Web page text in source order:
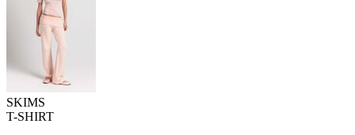
SKIMS
T-SHIRT